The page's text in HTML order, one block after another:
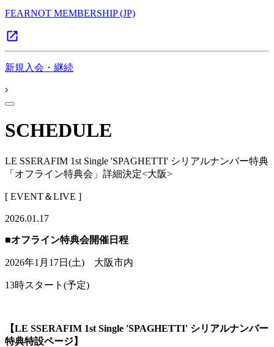
FEARNOT MEMBERSHIP (JP)
新規入会・継続
SCHEDULE
LE SSERAFIM 1st Single 'SPAGHETTI' シリアルナンバー特典
「オフライン特典会」詳細決定<大阪>
[ EVENT＆LIVE ]
2026.01.17
■オフライン特典会開催日程
2026年1月17日(土) 大阪市内
13時スタート(予定)
【LE SSERAFIM 1st Single 'SPAGHETTI' シリアルナンバー
特典特設ページ】